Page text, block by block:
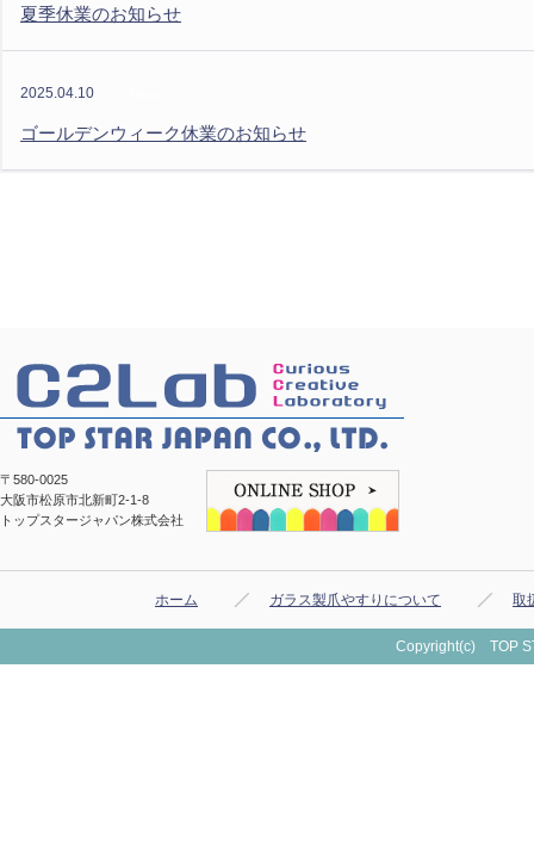
夏季休業のお知らせ
2025.04.10
ゴールデンウィーク休業のお知らせ
〒580-0025
大阪市松原市北新町2-1-8
トップスタージャパン株式会社
ホーム ガラス製爪やすりについて 取
Copyright(c) TOP